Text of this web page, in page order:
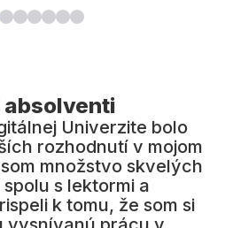
absolventi
Erik
by sa mali
štátne školy. Úroveň
som inde nezažila.
som mohla byť toho
❤️